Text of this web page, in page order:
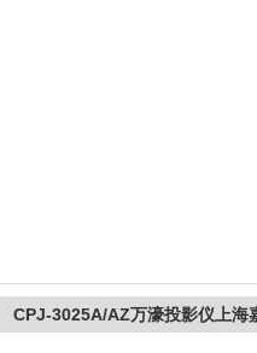
CPJ-3025A/AZ万濠投影仪上海